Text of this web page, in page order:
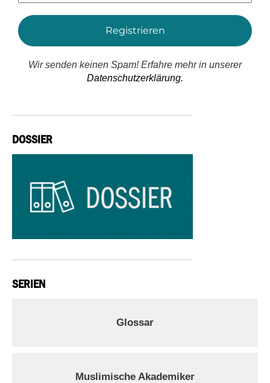
*
Wir senden keinen Spam! Erfahre mehr in unserer
Datenschutzerklärung.
DOSSIER
SERIEN
Glossar
Muslimische Akademiker